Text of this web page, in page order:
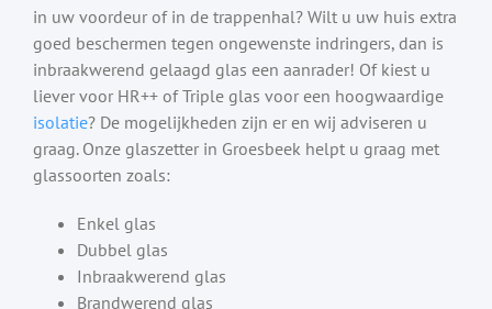
in uw voordeur of in de trappenhal? Wilt u uw huis extra
goed beschermen tegen ongewenste indringers, dan is
inbraakwerend gelaagd glas een aanrader! Of kiest u
liever voor HR++ of Triple glas voor een hoogwaardige
isolatie? De mogelijkheden zijn er en wij adviseren u
graag. Onze glaszetter in Groesbeek helpt u graag met
glassoorten zoals:
Enkel glas
Dubbel glas
Inbraakwerend glas
Brandwerend glas